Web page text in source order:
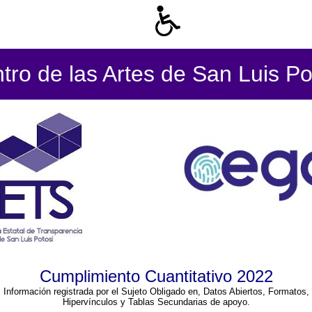
de las Artes de San Luis
Cumplimiento Cuantitativo 2022
Información registrada por el Sujeto Obligado en, Datos Abiertos, Formatos,
Hipervínculos y Tablas Secundarias de apoyo.